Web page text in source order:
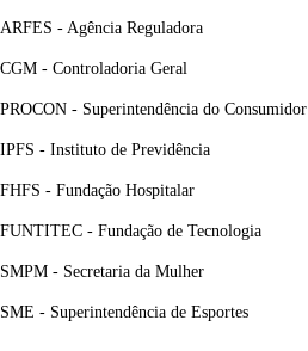
ARFES - Agência Reguladora
CGM - Controladoria Geral
PROCON - Superintendência do Consumidor
IPFS - Instituto de Previdência
FHFS - Fundação Hospitalar
FUNTITEC - Fundação de Tecnologia
SMPM - Secretaria da Mulher
SME - Superintendência de Esportes